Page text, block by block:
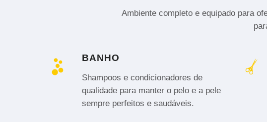
Ambiente completo e equipado para
BANHO
Shampoos e condicionadores de
qualidade para manter o pelo e a pele
sempre perfeitos e saudáveis.